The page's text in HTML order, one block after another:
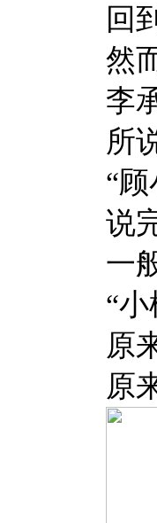
回
然
李
所
“
说
一
“
原
原